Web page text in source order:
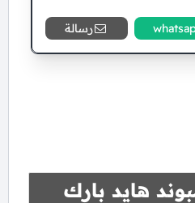
رسالة
هايد بارك